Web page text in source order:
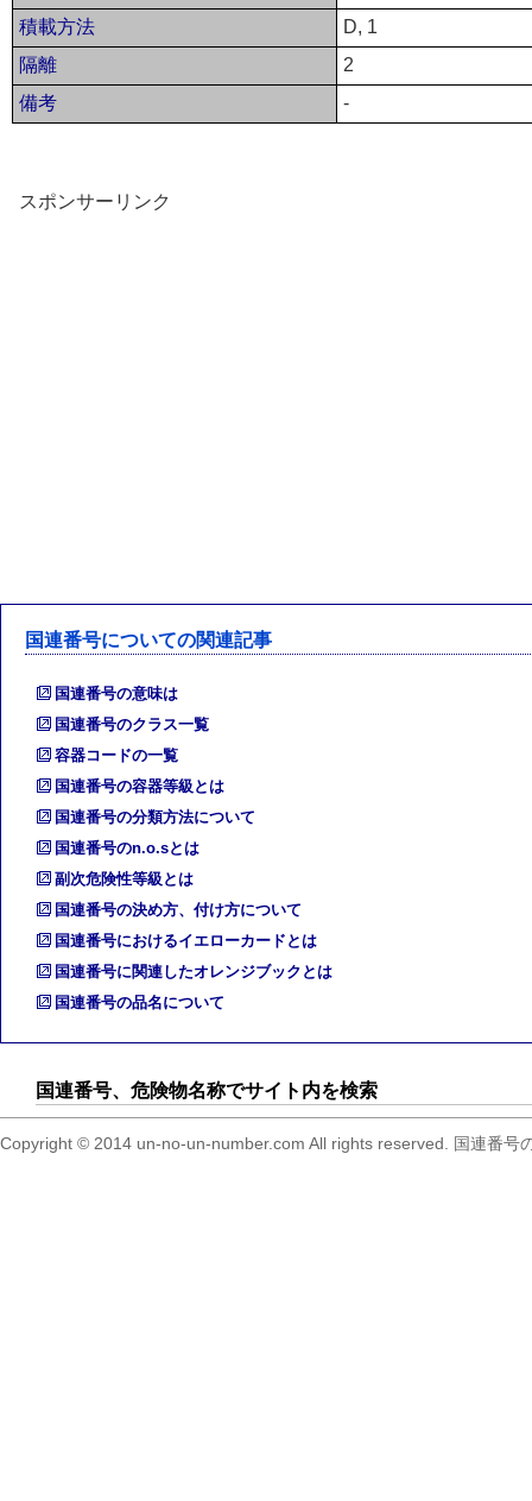
積載方法
D, 1
隔離
2
備考
-
スポンサーリンク
国連番号についての関連記事
国連番号の意味は
国連番号のクラス一覧
容器コードの一覧
国連番号の容器等級とは
国連番号の分類方法について
国連番号のn.o.sとは
副次危険性等級とは
国連番号の決め方、付け方について
国連番号におけるイエローカードとは
国連番号に関連したオレンジブックとは
国連番号の品名について
国連番号、危険物名称でサイト内を検索
Copyright © 2014 un-no-un-number.com All rights reserved. 国連番号